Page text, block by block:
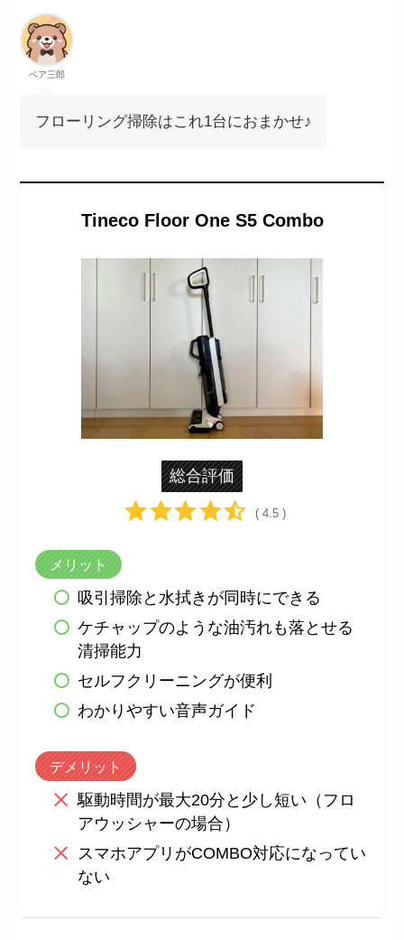
ベア三郎
フローリング掃除はこれ1台におまかせ♪
Tineco Floor One S5 Combo
総合評価
( 4.5 )
メリット
吸引掃除と水拭きが同時にできる
ケチャップのような油汚れも落とせる
清掃能力
セルフクリーニングが便利
わかりやすい音声ガイド
デメリット
駆動時間が最大20分と少し短い（フロ
アウッシャーの場合）
スマホアプリがCOMBO対応になってい
ない